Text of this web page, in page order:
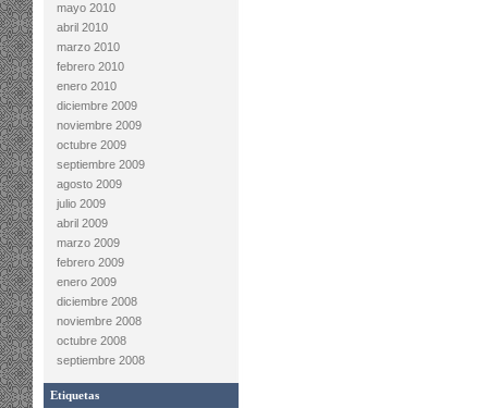
mayo 2010
abril 2010
marzo 2010
febrero 2010
enero 2010
diciembre 2009
noviembre 2009
octubre 2009
septiembre 2009
agosto 2009
julio 2009
abril 2009
marzo 2009
febrero 2009
enero 2009
diciembre 2008
noviembre 2008
octubre 2008
septiembre 2008
Etiquetas